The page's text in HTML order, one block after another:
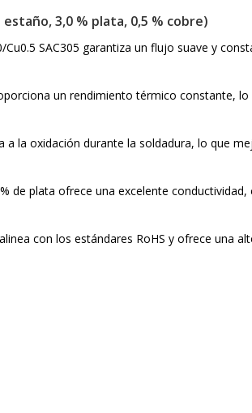
3,0 % plata, 0,5 % cobre)
SAC305 garantiza un flujo suave y
un rendimiento térmico constante,
a la oxidación durante la soldadura, lo que
de plata ofrece una excelente conductividad,
con los estándares RoHS y ofrece una